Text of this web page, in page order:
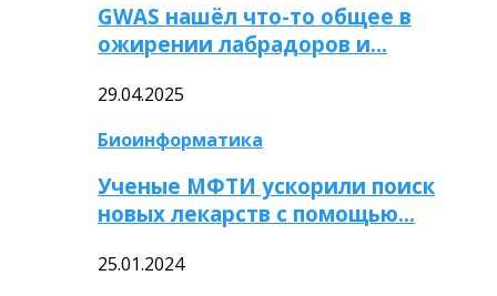
GWAS нашёл что-то общее в
ожирении лабрадоров и…
29.04.2025
Биоинформатика
Ученые МФТИ ускорили поиск
новых лекарств с помощью…
25.01.2024